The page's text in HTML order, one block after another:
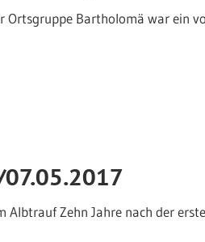
Ortsgruppe Bartholomä war ein
Zehn Jahre nach der